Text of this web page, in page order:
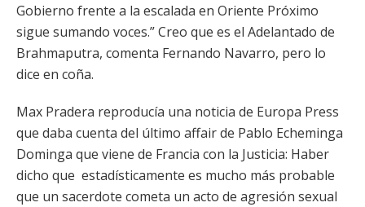
Gobierno frente a la escalada en Oriente Próximo
sigue sumando voces.” Creo que es el Adelantado de
Brahmaputra, comenta Fernando Navarro, pero lo
dice en coña.
Max Pradera reproducía una noticia de Europa Press
que daba cuenta del último affair de Pablo Echeminga
Dominga que viene de Francia con la Justicia: Haber
dicho que estadísticamente es mucho más probable
que un sacerdote cometa un acto de agresión sexual